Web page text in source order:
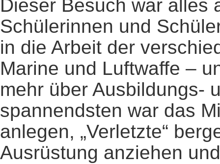
Dieser Besuch war alles
Schülerinnen und
in die Arbeit der
Marine und Luftwaffe –
mehr über Ausbildungs-
spannendsten war das
anlegen, „Verletzte“
Ausrüstung anziehen